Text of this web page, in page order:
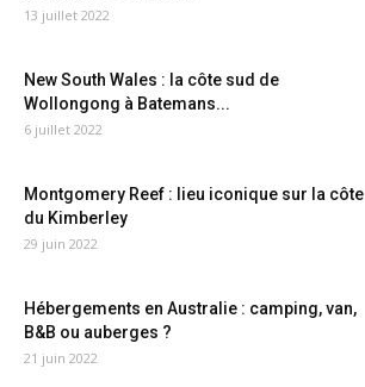
13 juillet 2022
New South Wales : la côte sud de
Wollongong à Batemans...
6 juillet 2022
Montgomery Reef : lieu iconique sur la côte
du Kimberley
29 juin 2022
Hébergements en Australie : camping, van,
B&B ou auberges ?
21 juin 2022